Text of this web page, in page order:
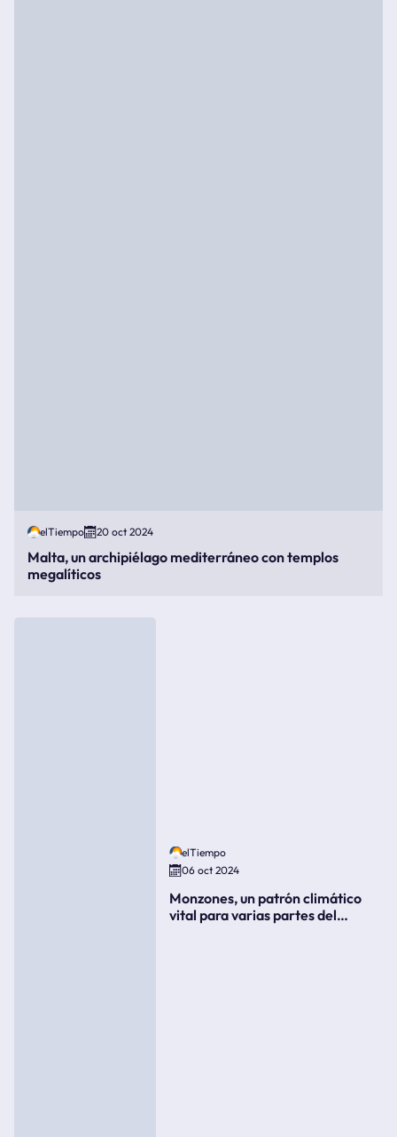
elTiempo 20 oct 2024
Malta, un archipiélago mediterráneo con templos
megalíticos
elTiempo
06 oct 2024
Monzones, un patrón climático
vital para varias partes del